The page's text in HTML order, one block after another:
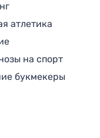
атлетика
на спорт
букмекеры